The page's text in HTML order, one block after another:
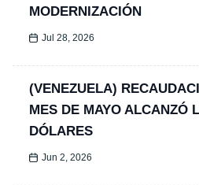
MODERNIZACIÓN
Jul 28, 2026
(VENEZUELA)
MES DE MAYO ALCANZÓ
DÓLARES
Jun 2, 2026